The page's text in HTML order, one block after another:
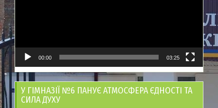
00:00 03:25
У ГІМНАЗІЇ №6 ПАНУЄ АТМОСФЕРА ЄДНОСТІ ТА
СИЛА ДУХУ